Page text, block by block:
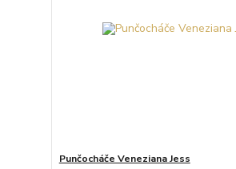
Punčocháče Veneziana Jess